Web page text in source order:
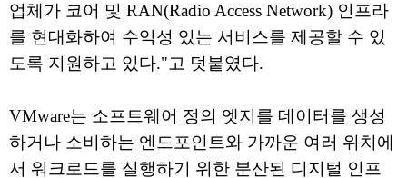
업체가 코어 및 RAN(Radio Access Network) 인프라
를 현대화하여 수익성 있는 서비스를 제공할 수 있
도록 지원하고 있다."고 덧붙였다.
VMware는 소프트웨어 정의 엣지를 데이터를 생성
하거나 소비하는 엔드포인트와 가까운 여러 위치에
서 워크로드를 실행하기 위한 분산된 디지털 인프